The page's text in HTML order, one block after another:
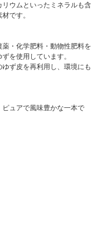
ウムといったミネラルも含
です。
・化学肥料・動物性肥料を
を使用しています。
ず皮を再利用し、環境にも
ュアで風味豊かな一本で